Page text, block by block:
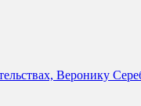
Веронику